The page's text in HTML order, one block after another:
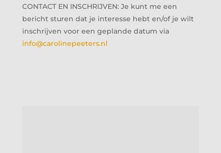
CONTACT EN INSCHRIJVEN: Je kunt me een
bericht sturen dat je interesse hebt en/of je wilt
inschrijven voor een geplande datum via
info@carolinepeeters.nl